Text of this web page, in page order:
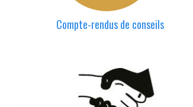
Compte-rendus de conseils